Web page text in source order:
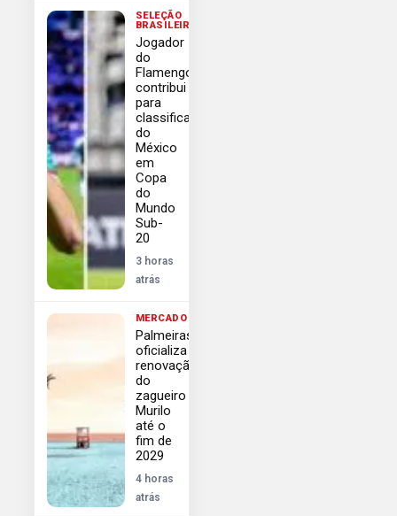
SELEÇÃO
BRASILEIRA
Jogador
do
Flamengo
contribui
para
classificação
do
México
em
Copa
do
Mundo
Sub-
20
3 horas
atrás
MERCADO
Palmeiras
oficializa
renovação
do
zagueiro
Murilo
até o
fim de
2029
4 horas
atrás